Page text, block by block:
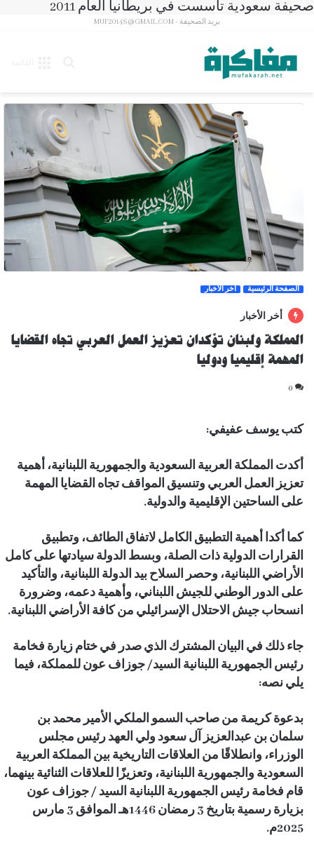
صحيفة سعودية تأسست في بريطانيا العام 2011
بريد الصحيفة - MUF2014S@GMAIL.COM
الصفحة الرئيسية آخر الأخبار
أخر الأخبار
المملكة ولبنان تؤكدان تعزيز العمل العربي تجاه القضايا
المهمة إقليميا ودوليا
0
كتب يوسف عفيفي:
أكدت المملكة العربية السعودية والجمهورية اللبنانية، أهمية
تعزيز العمل العربي وتنسيق المواقف تجاه القضايا المهمة
على الساحتين الإقليمية والدولية.
كما أكدا أهمية التطبيق الكامل لاتفاق الطائف، وتطبيق
القرارات الدولية ذات الصلة، وبسط الدولة سيادتها على كامل
الأراضي اللبنانية، وحصر السلاح بيد الدولة اللبنانية، والتأكيد
على الدور الوطني للجيش اللبناني، وأهمية دعمه، وضرورة
انسحاب جيش الاحتلال الإسرائيلي من كافة الأراضي اللبنانية.
جاء ذلك في البيان المشترك الذي صدر في ختام زيارة فخامة
رئيس الجمهورية اللبنانية السيد/ جوزاف عون للمملكة، فيما
يلي نصه:
بدعوة كريمة من صاحب السمو الملكي الأمير محمد بن
سلمان بن عبدالعزيز آل سعود ولي العهد رئيس مجلس
الوزراء، وانطلاقًا من العلاقات التاريخية بين المملكة العربية
السعودية والجمهورية اللبنانية، وتعزيزًا للعلاقات الثنائية بينهما،
قام فخامة رئيس الجمهورية اللبنانية السيد / جوزاف عون
بزيارة رسمية بتاريخ 3 رمضان 1446هـ الموافق 3 مارس
2025م.